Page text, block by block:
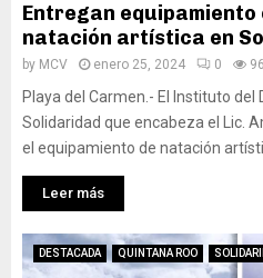
Entregan equipamiento
natación artística en
by MCV enero 25, 2024 0
Playa del Carmen.- El Instituto del
Solidaridad que encabeza el Lic.
el equipamiento de natación
Leer más
DESTACADA QUINTANA ROO